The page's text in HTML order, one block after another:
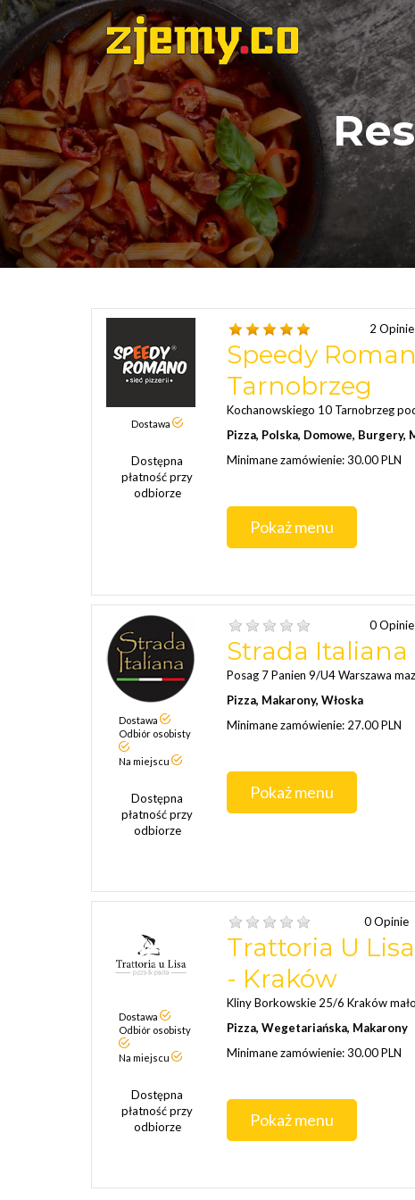
Dostawa
Dostępna
płatność przy
odbiorze
2 Opinie
Speedy
Tarnobrzeg
Kochanowskiego 10 Tarnobrzeg
Pizza, Polska, Domowe, Burgery,
Minimane zamówienie: 30.00 PLN
Pokaż menu
Dostawa
Odbiór osobisty
Na miejscu
Dostępna
płatność przy
odbiorze
0 Opinie
Strada Italiana
Posag 7 Panien 9/U4 Warszawa
Pizza, Makarony, Włoska
Minimane zamówienie: 27.00 PLN
Pokaż menu
Dostawa
Odbiór osobisty
Na miejscu
Dostępna
płatność przy
odbiorze
0 Opinie
Trattoria U
- Kraków
Kliny Borkowskie 25/6 Kraków
Pizza, Wegetariańska, Makarony
Minimane zamówienie: 30.00 PLN
Pokaż menu